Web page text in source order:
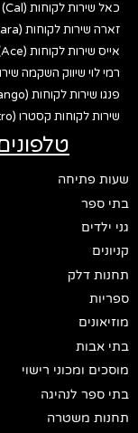
כאל שירות לקוחות (Cal)
זארה שירות לקוחות (Zara)
אייס שירות לקוחות (Ace)
רמי לוי שיווק השקמה
פנגו שירות לקוחות (Pango)
שירות לקוחות קסטרו (Castro)
שעות פתיחה
בתי ספר
גני ילדים
קניונים
תחנות דלק
ספריות
מוזיאונים
בתי אבות
מוסכים ומכוני רישוי
בתי ספר לנהיגה
תחנות משטרה